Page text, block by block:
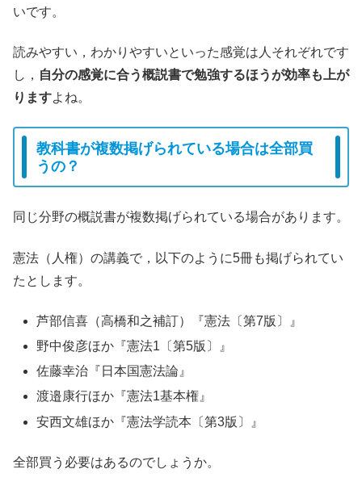
いです。
読みやすい，わかりやすいといった感覚は人それぞれです
し， 自分の感覚に合う概説書で勉強するほうが効率も上が
りますよね。
教科書が複数掲げられている場合は全部買
うの？
同じ分野の概説書が複数掲げられている場合があります。
憲法（人権）の講義で，以下のように5冊も掲げられてい
たとします。
芦部信喜（高橋和之補訂）『憲法〔第7版〕』
野中俊彦ほか『憲法1〔第5版〕』
佐藤幸治『日本国憲法論』
渡邉康行ほか『憲法1基本権』
安西文雄ほか『憲法学読本〔第3版〕』
全部買う必要はあるのでしょうか。